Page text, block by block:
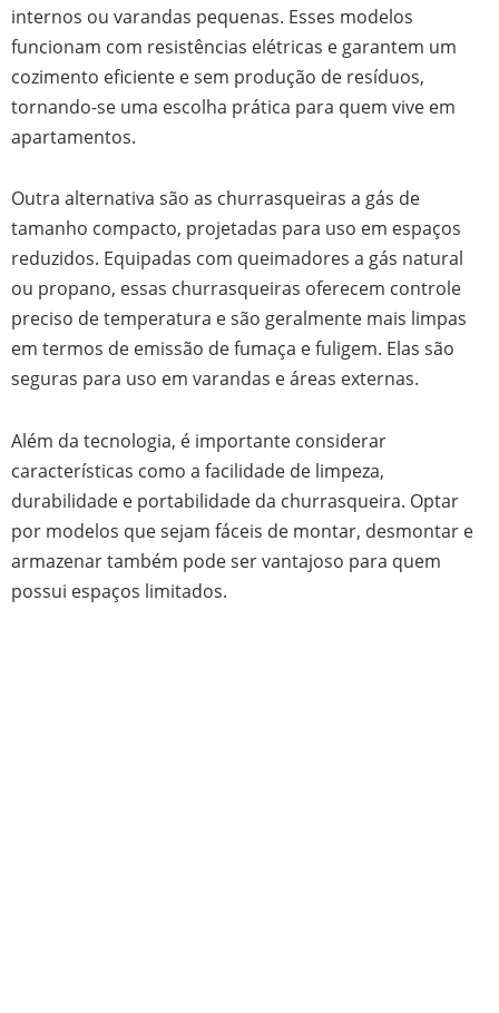
internos ou varandas pequenas. Esses modelos
funcionam com resistências elétricas e garantem um
cozimento eficiente e sem produção de resíduos,
tornando-se uma escolha prática para quem vive em
apartamentos.
Outra alternativa são as churrasqueiras a gás de
tamanho compacto, projetadas para uso em espaços
reduzidos. Equipadas com queimadores a gás natural
ou propano, essas churrasqueiras oferecem controle
preciso de temperatura e são geralmente mais limpas
em termos de emissão de fumaça e fuligem. Elas são
seguras para uso em varandas e áreas externas.
Além da tecnologia, é importante considerar
características como a facilidade de limpeza,
durabilidade e portabilidade da churrasqueira. Optar
por modelos que sejam fáceis de montar, desmontar e
armazenar também pode ser vantajoso para quem
possui espaços limitados.